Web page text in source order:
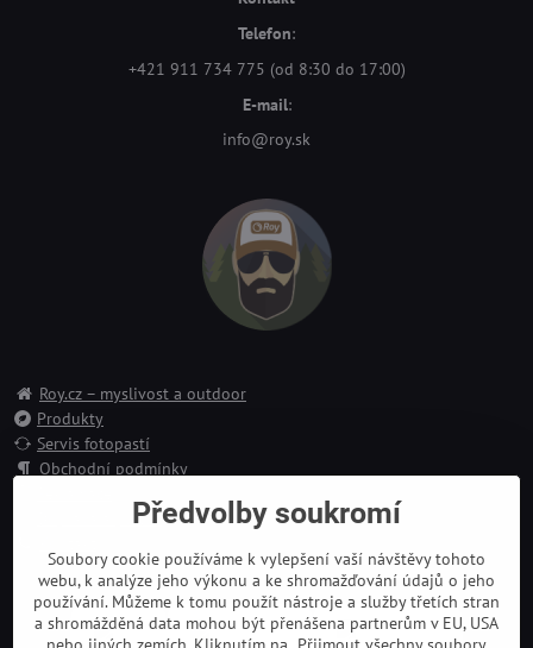
Telefon:
+421 911 734 775 (od 8:30 do 17:00)
E-mail:
info@roy.sk
Roy.cz – myslivost a outdoor
Produkty
Servis fotopastí
Obchodní podmínky
Doprava a platbaPředvolby soukromí
Soubory cookie používáme k vylepšení vaší návštěvy tohoto
webu, k analýze jeho výkonu a ke shromažďování údajů o jeho
používání. Můžeme k tomu použít nástroje a služby třetích stran
a shromážděná data mohou být přenášena partnerům v EU, USA